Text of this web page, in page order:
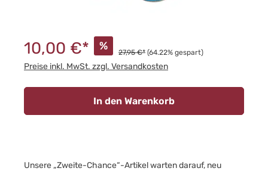
10,00 €* % 27,95 €* (64.22% gespart)
Preise inkl. MwSt. zzgl. Versandkosten
In den Warenkorb
Unsere „Zweite-Chance“-Artikel warten darauf, neu